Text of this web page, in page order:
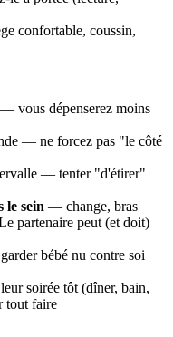
confortable, coussin,
— vous dépenserez moins
— ne forcez pas "le côté
— tenter "d'étirer"
le sein — change, bras
partenaire peut (et doit)
bébé nu contre soi
soirée tôt (dîner, bain,
tout faire